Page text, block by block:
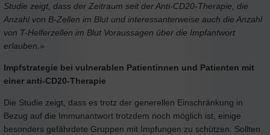
Studie zeigt, dass der Zeitraum seit der Anti-CD20-Therapie, die
Anzahl von B-Zellen im Blut und interessanterweise auch die Anzahl
von T-Helferzellen im Blut Voraussagen über die Impfantwort
erlauben.»
Impfstrategie bei vulnerablen Patientinnen und Patienten mit
einer anti-CD20-Therapie
Die Studie zeigt, dass es trotz der generellen Einschränkung in
Bezug auf die Immunantwort trotzdem noch möglich ist, einige
besonders gefährdete Gruppen mit Impfungen zu schützen. Sollten